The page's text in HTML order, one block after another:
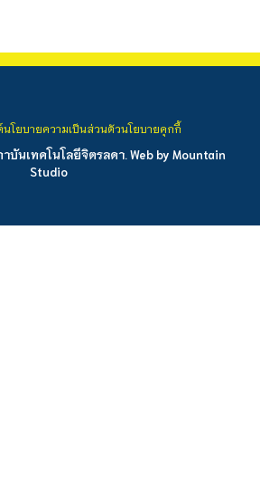
นเทคโนโลยีจิตรลดา. Web by Mountain
Studio
นโยบายความเป็นส่วนตัวนโยบายคุกกี้